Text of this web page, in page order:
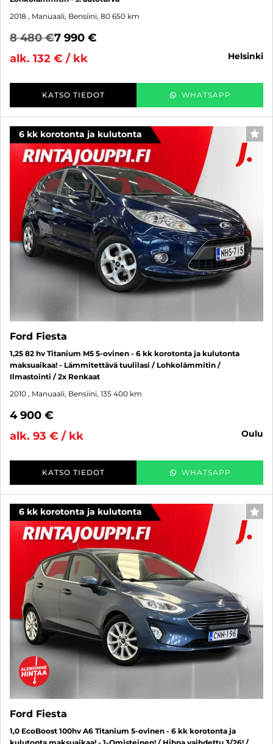
2018 , Manuaali, Bensiini, 80 650 km
8 480 €7 990 €
alk. 132 € / kk
helsinki
KATSO TIEDOT WHATSAPP
6 kk korotonta ja kulutonta
Ford Fiesta
1,25 82 hv Titanium M5 5-ovinen - 6 kk korotonta ja kulutonta
maksuaikaa! - Lämmitettävä tuulilasi / Lohkolämmitin /
Ilmastointi / 2x Renkaat
2010 , Manuaali, Bensiini, 135 400 km
4 900 €
alk. 93 € / kk
oulu
KATSO TIEDOT WHATSAPP
6 kk korotonta ja kulutonta
Ford Fiesta
1,0 EcoBoost 100hv A6 Titanium 5-ovinen - 6 kk korotonta ja